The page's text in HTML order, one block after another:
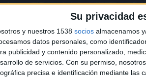
Su privacidad
y nuestros 1538 socios almacenamos
datos personales, como
publicidad y contenido personalizado,
de servicios. Con su permiso,
precisa e identificación mediante las